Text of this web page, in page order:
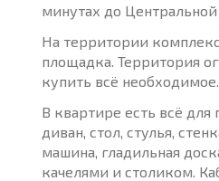
минутах до
На территории
площадка. Территория
купить всё необходимое.
В квартире есть всё
диван, стол, стулья,
машина, гладильная
качелями и столиком.